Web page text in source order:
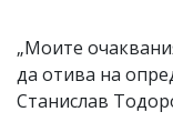
„Моите
да отива на
Станислав